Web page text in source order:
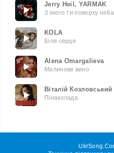
Jerry Heil, YARMAK
З якого ти поверху
KOLA
Біля серця
Alena Omargalieva
Малинове вино
Віталій Козловський
Пінаколада